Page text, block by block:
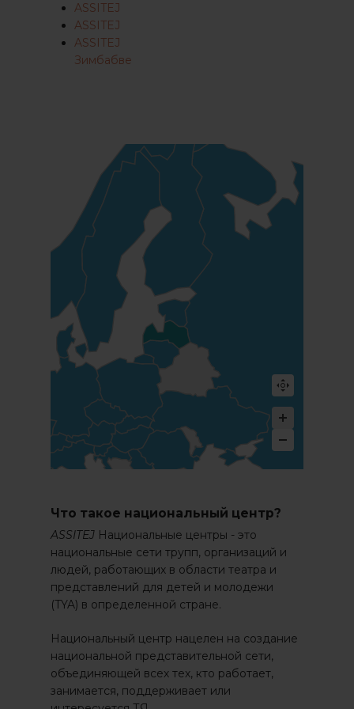
ASSITEJ
ASSITEJ
ASSITEJ
Зимбабве
Что такое национальный центр?
ASSITEJ Национальные центры - это
национальные сети трупп, организаций и
людей, работающих в области театра и
представлений для детей и молодежи
(TYA) в определенной стране.
Национальный центр нацелен на создание
национальной представительной сети,
объединяющей всех тех, кто работает,
занимается, поддерживает или